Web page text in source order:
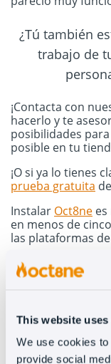
This website
We use cookies
provide social
¿Tú también
trabajo de
¡Contacta con
hacerlo y te
posibilidades
posible en tu
¡O si ya lo tienes
prueba gratuita
Instalar Oct8ne
en menos de
las plataformas